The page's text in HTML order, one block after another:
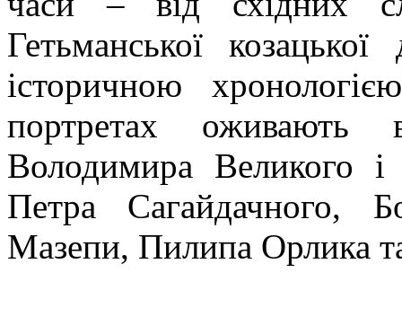
Гетьманської
історичною
портретах оживають
Володимира Великого і
Петра Сагайдачного,
Мазепи, Пилипа Орлика